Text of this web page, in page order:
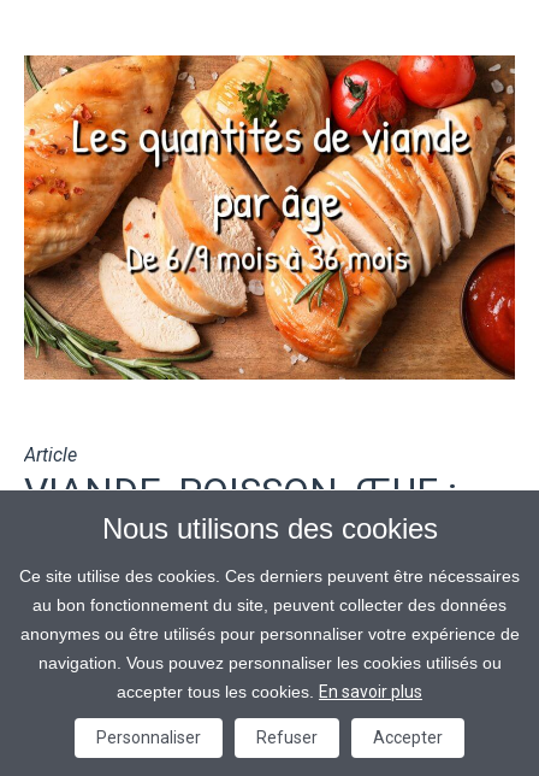
Article
VIANDE, POISSON, ŒUF :
QUELLES QUANTITÉS
DONNER À BÉBÉ SELON
SON ÂGE ?
Les quantités des aliments varient en fonction de l’âge de
votre enfant. Retrouvez-ici les quantités de viande par âge
: du bébé de 6-9mois au bébé de 36 mois...
Nous utilisons des cookies
Ce site utilise des cookies. Ces derniers peuvent être nécessaires
au bon fonctionnement du site, peuvent collecter des données
anonymes ou être utilisés pour personnaliser votre expérience de
navigation. Vous pouvez personnaliser les cookies utilisés ou
accepter tous les cookies.
En savoir plus
Personnaliser Refuser Accepter